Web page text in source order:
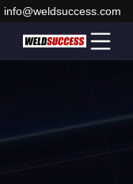
info@weldsuccess.com